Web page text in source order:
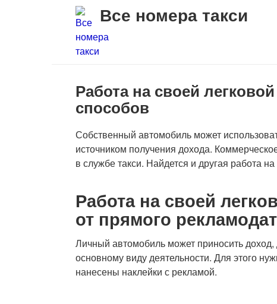
Все номера такси
Работа на своей
способов
Собственный автомобиль может
источником получения дохода.
в службе такси. Найдется и другая работа
Работа на своей
от прямого
Личный автомобиль может приносить доход,
основному виду деятельности. Для этого
нанесены наклейки с рекламой.